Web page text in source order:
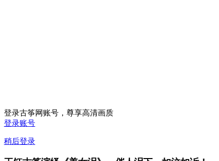
登录古筝网账号，尊享高清画质
登录账号
稍后登录